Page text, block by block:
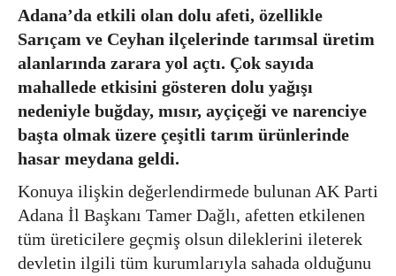
Adana’da etkili olan dolu afeti, özellikle
Sarıçam ve Ceyhan ilçelerinde tarımsal üretim
alanlarında zarara yol açtı. Çok sayıda
mahallede etkisini gösteren dolu yağışı
nedeniyle buğday, mısır, ayçiçeği ve narenciye
başta olmak üzere çeşitli tarım ürünlerinde
hasar meydana geldi.
Konuya ilişkin değerlendirmede bulunan AK Parti
Adana İl Başkanı Tamer Dağlı, afetten etkilenen
tüm üreticilere geçmiş olsun dileklerini ileterek
devletin ilgili tüm kurumlarıyla sahada olduğunu